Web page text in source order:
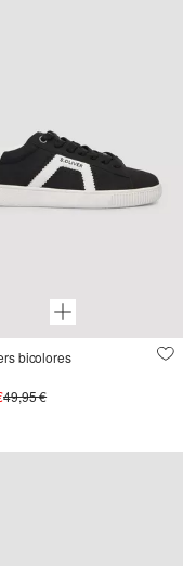
bicolores
49,95 €